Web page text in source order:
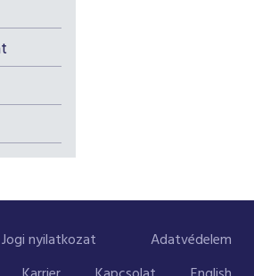
Jogi nyilatkozat
Adatvédelem